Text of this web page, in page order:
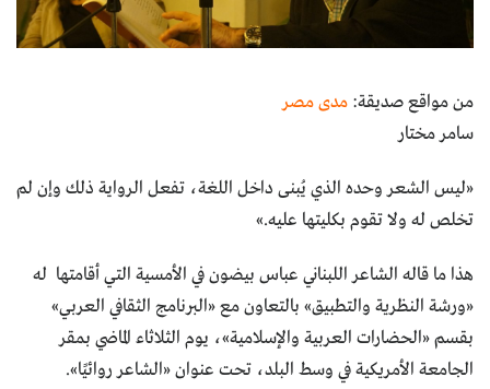
من مواقع صديقة: مدى مصر
سامر مختار
«ليس الشعر وحده الذي يُبنى داخل اللغة، تفعل الرواية ذلك وإن لم
تخلص له ولا تقوم بكليتها عليه.»
هذا ما قاله الشاعر اللبناني عباس بيضون في الأمسية التي أقامتها له
«ورشة النظرية والتطبيق» بالتعاون مع «البرنامج الثقافي العربي»
بقسم «الحضارات العربية والإسلامية»، يوم الثلاثاء الماضي بمقر
الجامعة الأمريكية في وسط البلد، تحت عنوان «الشاعر روائيًا».